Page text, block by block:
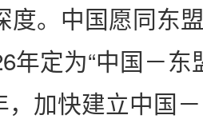
度。中国愿同东
年定为“中国－
，加快建立中国